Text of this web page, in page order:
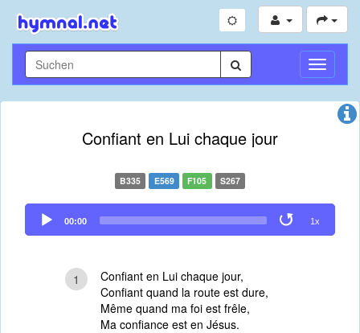
Confiant en Lui chaque jour
B335 E569 F105 S267
Audio
Player
00:00 1x
1
Confiant en Lui chaque jour,
Confiant quand la route est dure,
Même quand ma foi est frêle,
Ma confiance est en Jésus.